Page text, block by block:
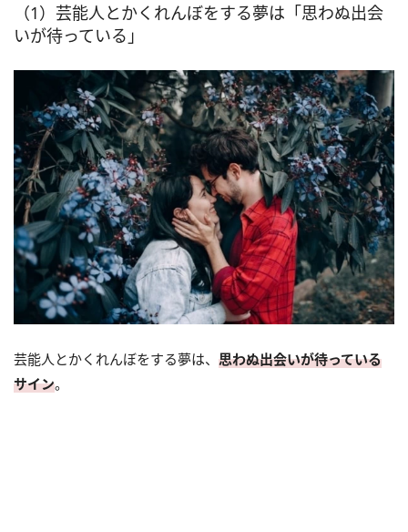
（1）芸能人とかくれんぼをする夢は「思わぬ出会
いが待っている」
芸能人とかくれんぼをする夢は、 思わぬ出会いが待っている
サイン。